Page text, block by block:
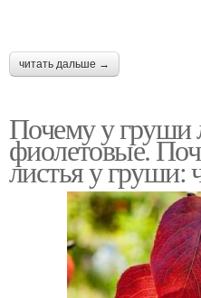
читать дальше →
Почему у груши
фиолетовые.
листья у груши: